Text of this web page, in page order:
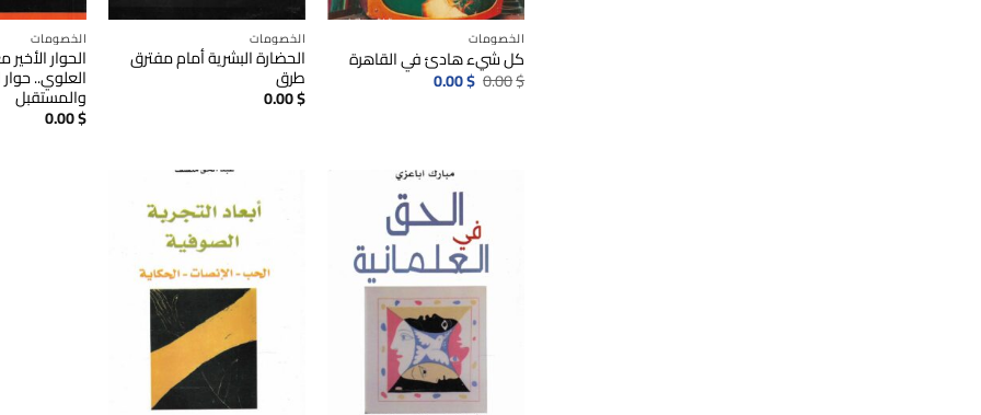
الخصومات
كل شيء هادئ في القاهرة
0.00$ السعر
الأصلي
0.00$ السعر
الحالي
الخصومات
الحضارة البشرية أمام مفترق
طرق
0.00$
الخصومات
الحوار
العلوي.. حوار
والمستقبل
0.00$